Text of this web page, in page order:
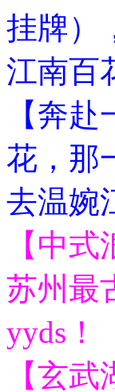
挂牌）
江南百
【奔
花，那
去温婉
【中
苏州最
yyds！
【玄